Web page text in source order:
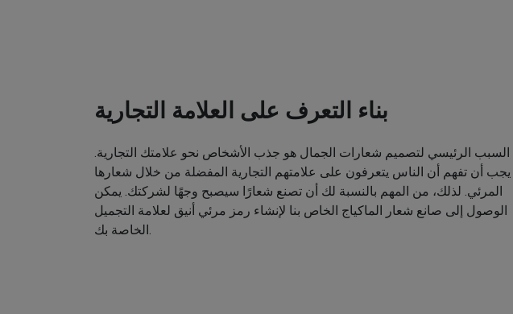
بناء التعرف على العلامة التجارية
السبب الرئيسي لتصميم شعارات الجمال هو جذب الأشخاص نحو علامتك التجارية.
يجب أن تفهم أن الناس يتعرفون على علامتهم التجارية المفضلة من خلال شعارها
المرئي. لذلك، من المهم بالنسبة لك أن تصنع شعارًا سيصبح وجهًا لشركتك. يمكن
الوصول إلى صانع شعار الماكياج الخاص بنا لإنشاء رمز مرئي أنيق لعلامة التجميل
الخاصة بك.